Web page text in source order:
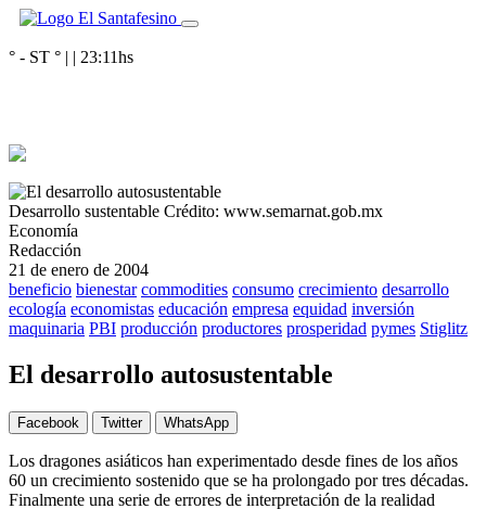
° - ST ° | | 23:11hs
Desarrollo sustentable Crédito: www.semarnat.gob.mx
Economía
Redacción
21 de enero de 2004
beneficio bienestar commodities consumo crecimiento desarrollo
ecología economistas educación empresa equidad inversión
maquinaria PBI producción productores prosperidad pymes Stiglitz
El desarrollo autosustentable
Facebook Twitter WhatsApp
Los dragones asiáticos han experimentado desde fines de los años
60 un crecimiento sostenido que se ha prolongado por tres décadas.
Finalmente una serie de errores de interpretación de la realidad